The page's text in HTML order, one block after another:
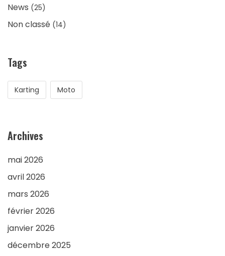
News (25)
Non classé (14)
Tags
Karting Moto
Archives
mai 2026
avril 2026
mars 2026
février 2026
janvier 2026
décembre 2025